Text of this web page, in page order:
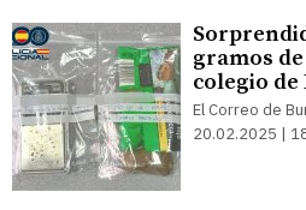
gramos
colegio de
El Correo de
20.02.2025 |